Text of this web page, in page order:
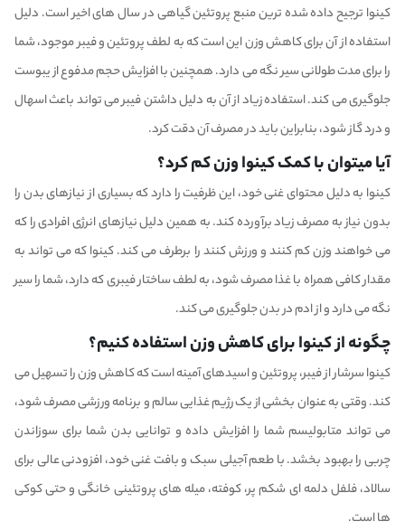
کینوا ترجیح داده شده ترین منبع پروتئین گیاهی در سال های اخیر است. دلیل
استفاده از آن برای کاهش وزن این است که به لطف پروتئین و فیبر موجود، شما
را برای مدت طولانی سیر نگه می دارد. همچنین با افزایش حجم مدفوع از یبوست
جلوگیری می کند. استفاده زیاد از آن به دلیل داشتن فیبر می تواند باعث اسهال
و درد گاز شود، بنابراین باید در مصرف آن دقت کرد.
آیا میتوان با کمک کینوا وزن کم کرد؟
کینوا به دلیل محتوای غنی خود، این ظرفیت را دارد که بسیاری از نیازهای بدن را
بدون نیاز به مصرف زیاد برآورده کند. به همین دلیل نیازهای انرژی افرادی را که
می خواهند وزن کم کنند و ورزش کنند را برطرف می کند. کینوا که می تواند به
مقدار کافی همراه با غذا مصرف شود، به لطف ساختار فیبری که دارد، شما را سیر
نگه می دارد و از ادم در بدن جلوگیری می کند.
چگونه از کینوا برای کاهش وزن استفاده کنیم؟
کینوا سرشار از فیبر، پروتئین و اسیدهای آمینه است که کاهش وزن را تسهیل می
کند. وقتی به عنوان بخشی از یک رژیم غذایی سالم و برنامه ورزشی مصرف شود،
می تواند متابولیسم شما را افزایش داده و توانایی بدن شما برای سوزاندن
چربی را بهبود بخشد. با طعم آجیلی سبک و بافت غنی خود، افزودنی عالی برای
سالاد، فلفل دلمه ای شکم پر، کوفته، میله های پروتئینی خانگی و حتی کوکی
ها است.